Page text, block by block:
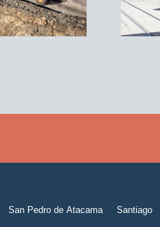
San Pedro de Atacama Santiago